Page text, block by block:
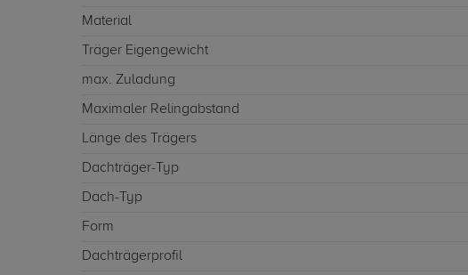
Material
Träger Eigengewicht
max. Zuladung
Maximaler Relingabstand
Länge des Trägers
Dachträger-Typ
Dach-Typ
Form
Dachträgerprofil